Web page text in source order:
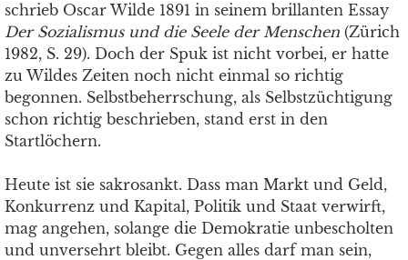
schrieb Oscar Wilde 1891 in seinem brillanten Essay
Der Sozialismus und die Seele der Menschen (Zürich
1982, S. 29). Doch der Spuk ist nicht vorbei, er hatte
zu Wildes Zeiten noch nicht einmal so richtig
begonnen. Selbstbeherrschung, als Selbstzüchtigung
schon richtig beschrieben, stand erst in den
Startlöchern.
Heute ist sie sakrosankt. Dass man Markt und Geld,
Konkurrenz und Kapital, Politik und Staat verwirft,
mag angehen, solange die Demokratie unbescholten
und unversehrt bleibt. Gegen alles darf man sein,